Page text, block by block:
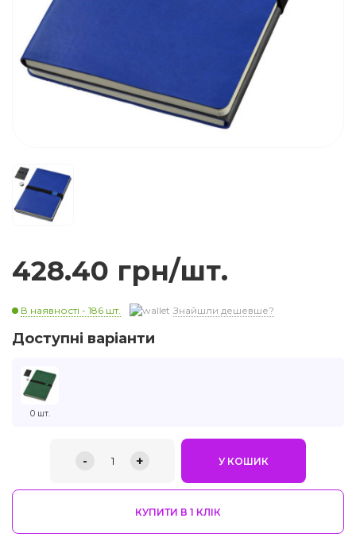
428.40 грн/шт.
В наявності - 186 шт. Знайшли дешевше?
Доступні варіанти
0 шт.
- 1 + У КОШИК
КУПИТИ В 1 КЛIК